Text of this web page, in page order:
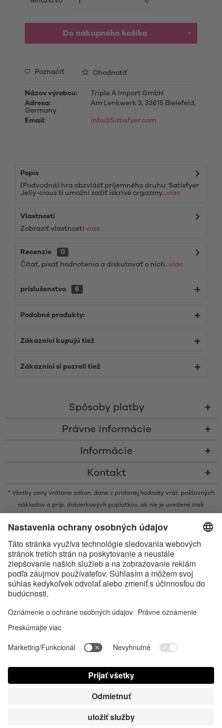
Do nákupného košíka
Poznačiť Ohodnotiť
Názov výrobcu:
Triple A Import GmbH
Adresa:
Am Lenkwerk 3, 33615 Bielefeld,
Germany
Email:
info@Satisfyer.com
Popis
(Podvodná) hra obzvlášť príjemného druhu: Satisfyer
Jelly-cious ti umožní zažiť iskrivé orgazmy...viac
Vlastnosti
Zobraziť vlastnosti viac
Recenzie
0
Čítať, písať hodnotenia a diskutovať o nich...viac
príslušenstvo 6
Podobné produkty:
Zákazníci kupujú tiež
Zákazníci si pozreli tiež
Spôsoby platby
Právne informácie
Informácie
Kontakt
* Všetky ceny vrátane zákon. dane z pridanej hodnoty vrát. poštovných
nákladov a príp. dobierkových poplatkov, ak nie je uvedené inak
spoločnosť Bluetooth SIG, Inc. a akékoľvek používanie takýchto značiek
spoločnosťou Satisfyer GmbH podlieha licencií.
Označenie Apple, logo spoločnosti Apple a Apple Watch sú ochrannými
známkami spoločnosti Apple Inc. Google Play a logo Google Play sú
ochranné známky spoločnosti Google LLC.
Accessibility Contact us today
Nastavenie súborov cookies FAQ
Prihlásenie pre tlač